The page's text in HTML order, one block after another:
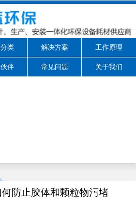
类 解决方案 工作原理
伴 常见问题 关于我们
防止胶体和颗粒物污堵